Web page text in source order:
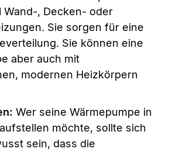
Wand-, Decken- oder
Sie sorgen für eine
Sie können eine
aber auch mit
modernen Heizkörpern
Wer seine Wärmepumpe in
möchte, sollte sich
sein, dass die